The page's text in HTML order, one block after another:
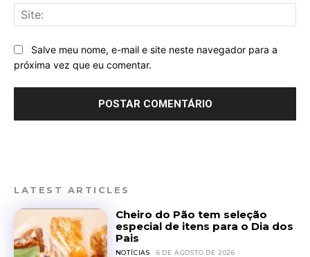
Salve meu nome, e-mail e site neste navegador para a
próxima vez que eu comentar.
LATEST ARTICLES
Cheiro do Pão tem seleção
especial de itens para o Dia dos
Pais
NOTÍCIAS 6 DE AGOSTO DE 2026